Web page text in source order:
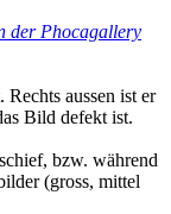
der Phocagallery
aussen ist er
Bild defekt ist.
bzw. während
(gross, mittel